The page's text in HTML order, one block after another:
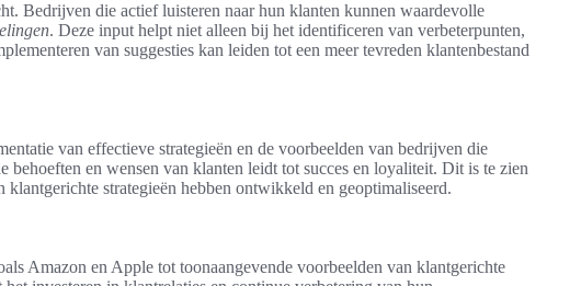
Bedrijven die actief luisteren naar hun klanten kunnen waardevolle
. Deze input helpt niet alleen bij het identificeren van verbeterpunten,
van suggesties kan leiden tot een meer tevreden klantenbestand
van effectieve strategieën en de voorbeelden van bedrijven die
behoeften en wensen van klanten leidt tot succes en loyaliteit. Dit is te zien
strategieën hebben ontwikkeld en geoptimaliseerd.
Amazon en Apple tot toonaangevende voorbeelden van klantgerichte